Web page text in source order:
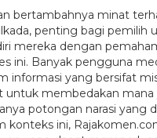
bertambahnya minat
penting bagi pemilih
mereka dengan
ini. Banyak pengguna
informasi yang bersifat
untuk membedakan mana
potongan narasi yang
konteks ini,